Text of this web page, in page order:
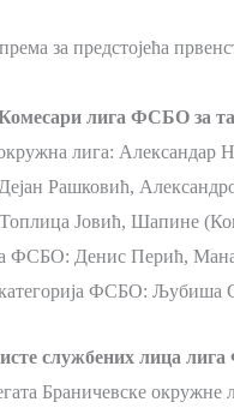
за предстојећа
лига ФСБО за
лига: Александар
Рашковић,
Јовић, Шапине
ФСБО: Денис Перић,
ФСБО: Љубиша
службених лица
Браничевске